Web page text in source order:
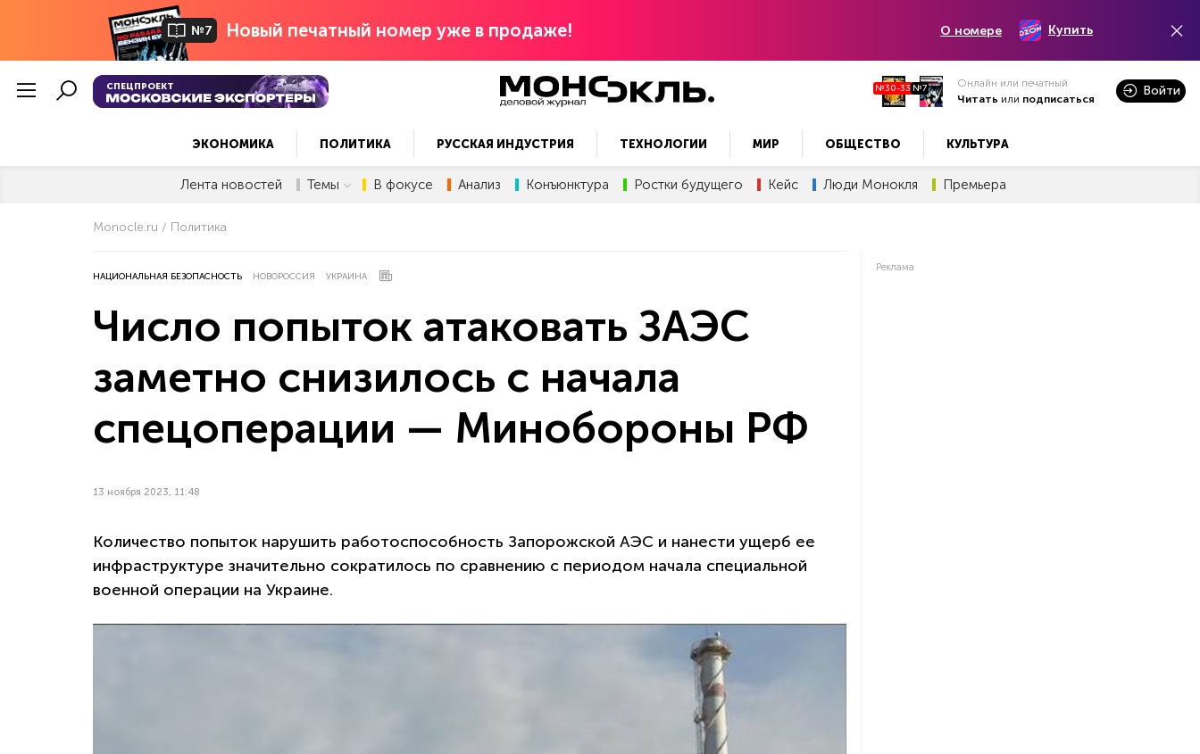
№7 Новый печатный номер уже в продаже! О номере Купить
СПЕЦПРОЕКТ №30-33 №7
Онлайн или печатный
Читать или подписаться
Войти
ЭКОНОМИКА ПОЛИТИКА РУССКАЯ ИНДУСТРИЯ ТЕХНОЛОГИИ МИР ОБЩЕСТВО КУЛЬТУРА
Лента новостей Темы В фокусе Анализ Конъюнктура Ростки будущего Кейс Люди Монокля Премьера
Monocle.ru Политика
НАЦИОНАЛЬНАЯ БЕЗОПАСНОСТЬ НОВОРОССИЯ УКРАИНА
Число попыток атаковать ЗАЭС
заметно снизилось с начала
спецоперации — Минобороны РФ
13 ноября 2023, 11:48
Количество попыток нарушить работоспособность Запорожской АЭС и нанести ущерб ее
инфраструктуре значительно сократилось по сравнению с периодом начала специальной
военной операции на Украине.
Реклама